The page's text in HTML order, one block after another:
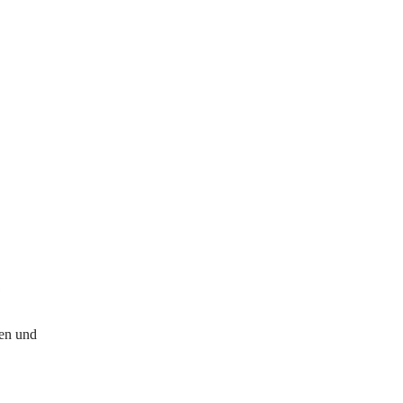
und